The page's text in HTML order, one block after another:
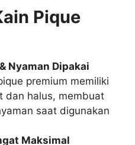
Pique
Nyaman Dipakai
premium memiliki
dan halus, membuat
saat digunakan
Maksimal